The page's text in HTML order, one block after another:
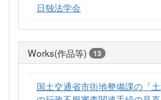
日独法学会
Works(作品等) 13
国土交通省市街地整備課の「